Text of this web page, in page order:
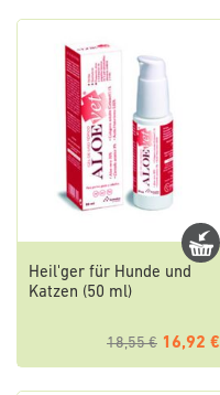
Heil'ger für Hunde und
Katzen (50 ml)
18,55 € 16,92 €